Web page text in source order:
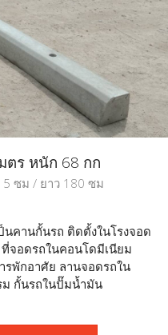
ตร หนัก 68 กก
ซม / ยาว 180 ซม
นคานกั้นรถ ติดตั้งในโรงจอด
จอดรถในคอนโดมีเนียม
รพักอาศัย ลานจอดรถใน
ม กั้นรถในปั๊มน้ำมัน